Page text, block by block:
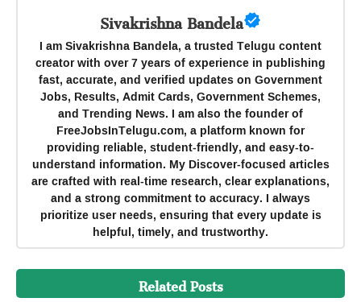
Sivakrishna Bandela
I am Sivakrishna Bandela, a trusted Telugu content
creator with over 7 years of experience in publishing
fast, accurate, and verified updates on Government
Jobs, Results, Admit Cards, Government Schemes,
and Trending News. I am also the founder of
FreeJobsInTelugu.com, a platform known for
providing reliable, student-friendly, and easy-to-
understand information. My Discover-focused articles
are crafted with real-time research, clear explanations,
and a strong commitment to accuracy. I always
prioritize user needs, ensuring that every update is
helpful, timely, and trustworthy.
Related Posts